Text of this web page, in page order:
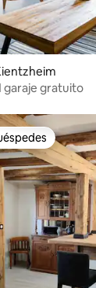
garaje gratuito